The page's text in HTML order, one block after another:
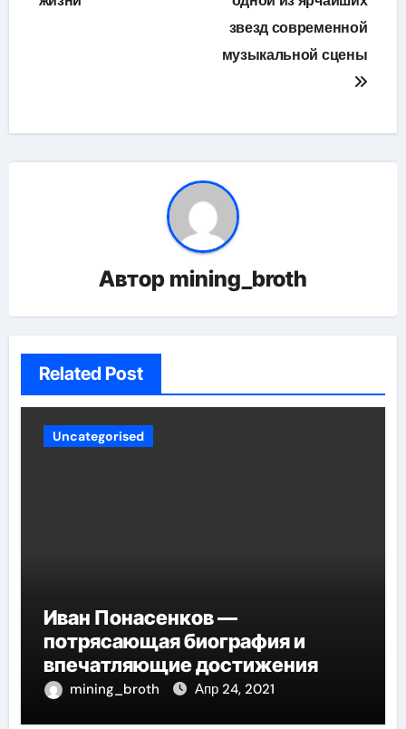
звезд современной
музыкальной сцены
Автор mining_broth
Related Post
Uncategorised
Иван Понасенков —
потрясающая биография и
впечатляющие достижения
mining_broth Апр 24, 2021